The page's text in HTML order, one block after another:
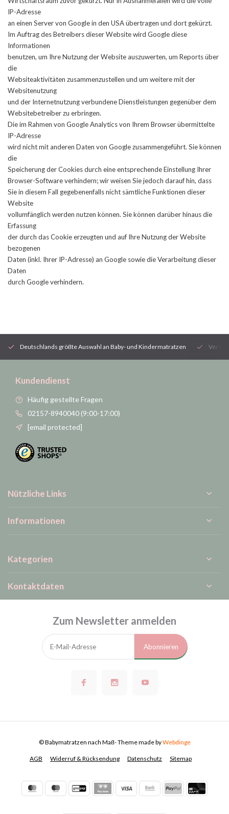
IP-Adresse
an einen Server von Google in den USA übertragen und dort gekürzt.
Im Auftrag des Betreibers dieser Website wird Google diese
Informationen
benutzen, um Ihre Nutzung der Website auszuwerten, um Reports über
die
Websiteaktivitäten zusammenzustellen und um weitere mit der
Websitenutzung
und der Internetnutzung verbundene Dienstleistungen gegenüber dem
Websitebetreiber zu erbringen.
Die im Rahmen von Google Analytics von Ihrem Browser übermittelte
IP-Adresse
wird nicht mit anderen Daten von Google zusammengeführt. Sie können
die
Speicherung der Cookies durch eine entsprechende Einstellung Ihrer
Browser-Software verhindern; wir weisen Sie jedoch darauf hin, dass
Sie in diesem Fall gegebenenfalls nicht sämtliche Funktionen dieser
Website
vollumfänglich werden nutzen können. Sie können darüber hinaus die
Erfassung
der durch das Cookie erzeugten und auf Ihre Nutzung der Website
bezogenen
Daten (inkl. Ihrer IP-Adresse) an Google sowie die Verarbeitung dieser
Daten
durch Google verhindern.
Deutschlands größte Auswahl an Baby- und Kindermatratzen
Kundendienst
Häufig gestellte Fragen
02157-8940040 (9:00-17:00)
[email protected]
Nützliche Links
Informationen
Kategorien
Kontaktdaten
Zum Newsletter anmelden
Abonnieren
AGB Widerruf & Rücksendung Datenschutz Sitemap
© Babymatratzen nach Maß- Theme made byWebdinge